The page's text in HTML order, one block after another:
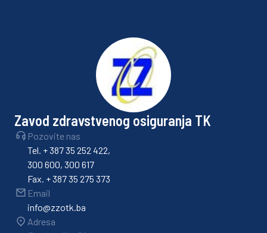
Zavod zdravstvenog osiguranja TK
Pozovite nas
Tel. + 387 35 252 422,
300 600, 300 617
Fax. + 387 35 275 373
Email
info@zzotk.ba
Adresa